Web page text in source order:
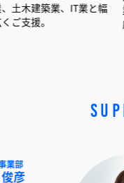
、IT業と幅
業、土木建
広くご支援